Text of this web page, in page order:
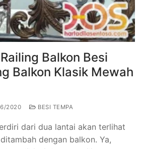
Tempa
Tempa Klasik
Tempa
Murah Jakarta
Klasik
Jakarta
Besi Tempa Mewah
& Kursi Teras Besi Tempa
Besi Tempa Klasik Mewah
Besi Tempa Antik Mewah
Balkon Besi
Balkon Klasik Mewah
2020 BESI TEMPA
dari dua lantai akan terlihat
dengan balkon. Ya,